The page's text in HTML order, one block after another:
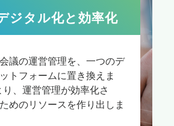
ジタル化と効率化
議の運営管理を、一つのデ
トフォームに置き換えま
、運営管理が効率化さ
めのリソースを作り出しま